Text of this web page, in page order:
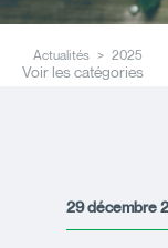
Actualités 2025
Voir les catégories
29 décembre